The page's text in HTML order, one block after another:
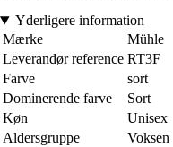
Yderligere information
Mærke
Mühle
Leverandør reference RT3F
Farve
sort
Dominerende farve
Sort
Køn
Unisex
Aldersgruppe
Voksen